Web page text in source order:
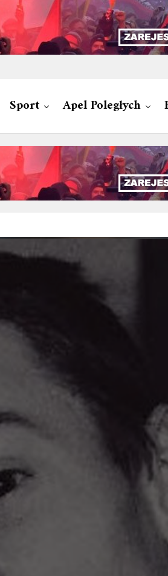
Sport Apel Poległych